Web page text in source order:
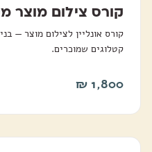
קורס צילום מוצר
קורס אונליין לצילום מוצר —
קטלוגים שמוכרים.
1,800
₪